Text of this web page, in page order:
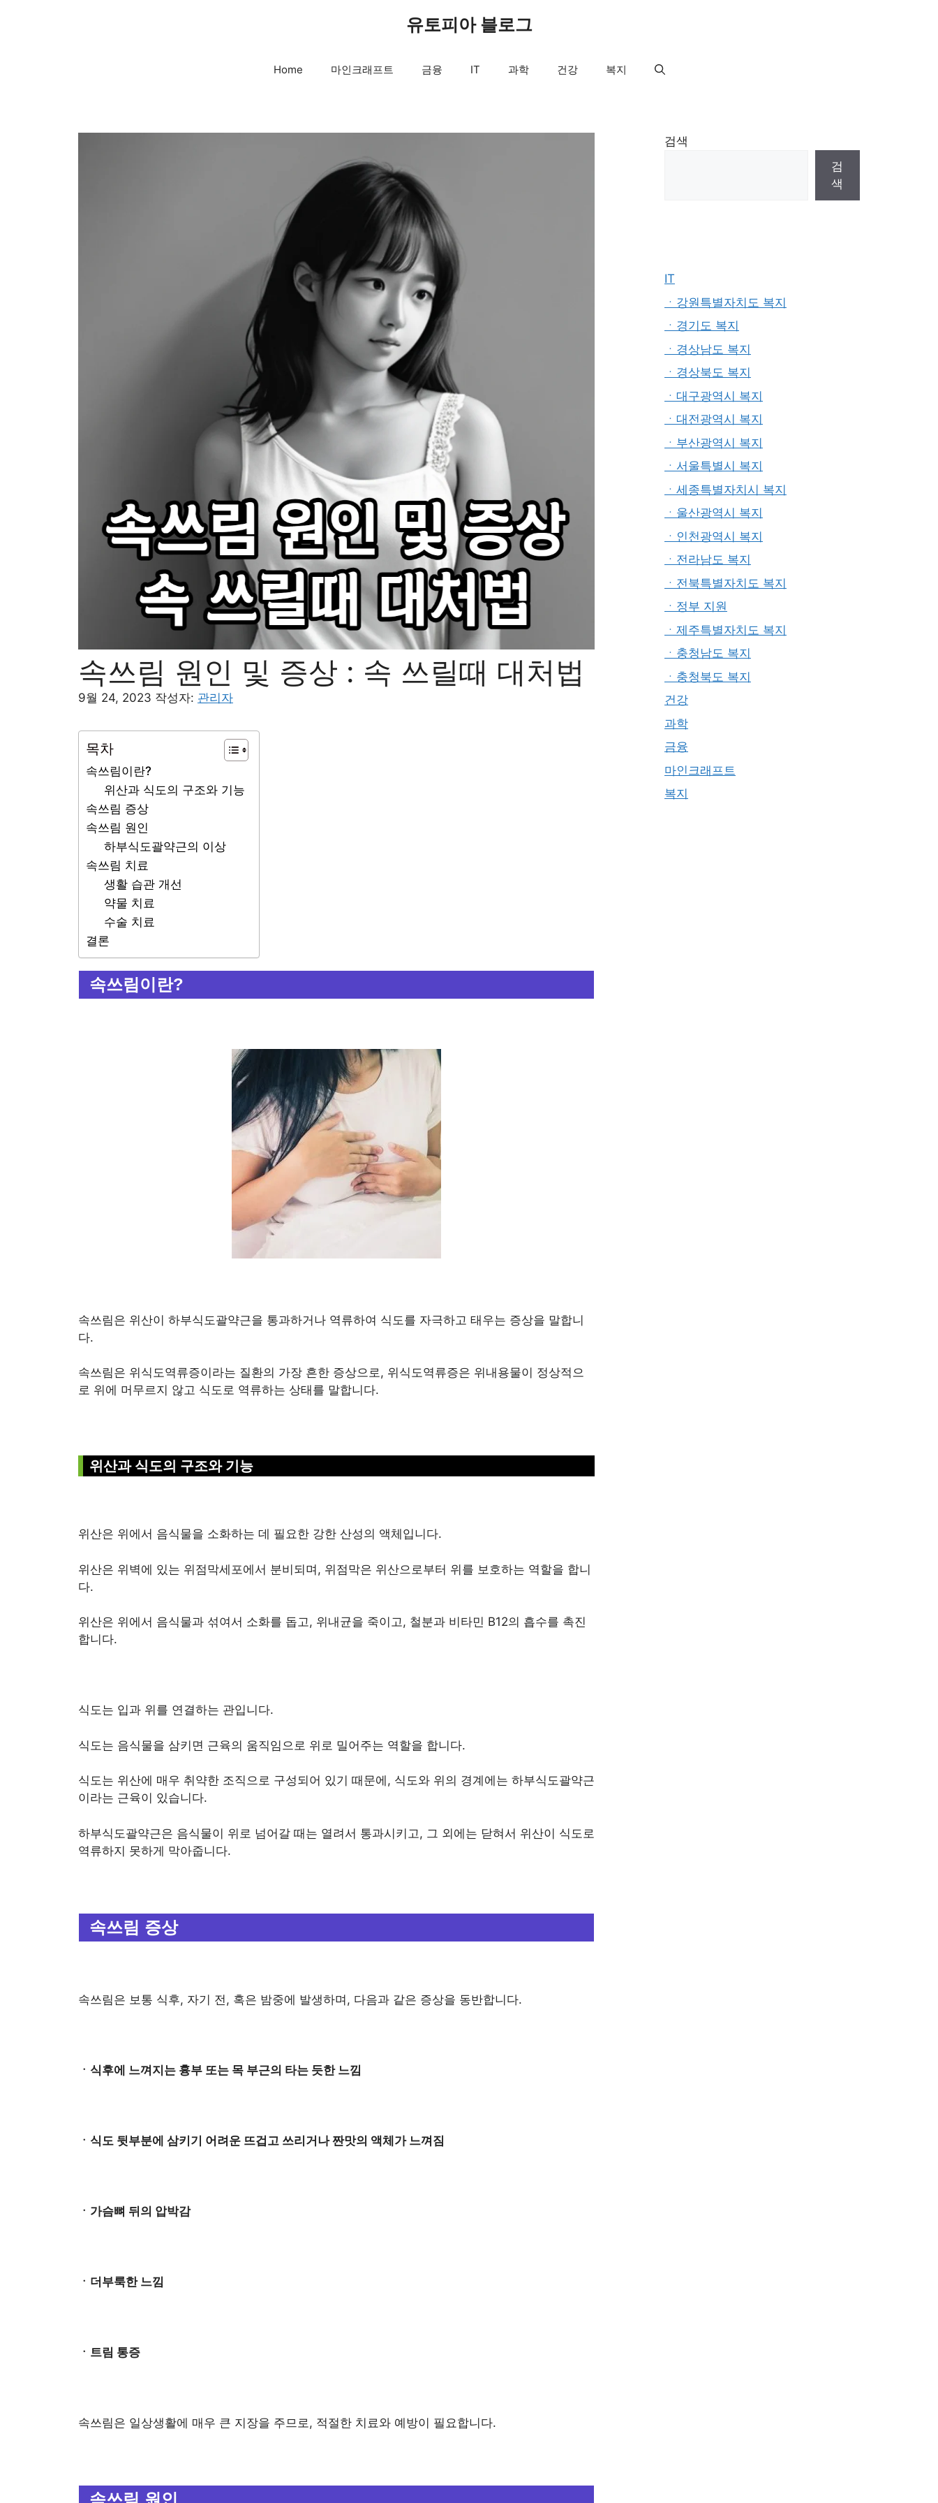
유토피아 블로그
Home 마인크래프트 금융 IT 과학 건강 복지
속쓰림 원인 및 증상 : 속 쓰릴때 대처법
9월 24, 2023 작성자: 관리자
목차
속쓰림이란?
위산과 식도의 구조와 기능
속쓰림 증상
속쓰림 원인
하부식도괄약근의 이상
속쓰림 치료
생활 습관 개선
약물 치료
수술 치료
결론
속쓰림이란?
속쓰림은 위산이 하부식도괄약근을 통과하거나 역류하여 식도를 자극하고 태우는 증상을 말합니
다.
속쓰림은 위식도역류증이라는 질환의 가장 흔한 증상으로, 위식도역류증은 위내용물이 정상적으
로 위에 머무르지 않고 식도로 역류하는 상태를 말합니다.
위산과 식도의 구조와 기능
위산은 위에서 음식물을 소화하는 데 필요한 강한 산성의 액체입니다.
위산은 위벽에 있는 위점막세포에서 분비되며, 위점막은 위산으로부터 위를 보호하는 역할을 합니
다.
위산은 위에서 음식물과 섞여서 소화를 돕고, 위내균을 죽이고, 철분과 비타민 B12의 흡수를 촉진
합니다.
식도는 입과 위를 연결하는 관입니다.
식도는 음식물을 삼키면 근육의 움직임으로 위로 밀어주는 역할을 합니다.
식도는 위산에 매우 취약한 조직으로 구성되어 있기 때문에, 식도와 위의 경계에는 하부식도괄약근
이라는 근육이 있습니다.
하부식도괄약근은 음식물이 위로 넘어갈 때는 열려서 통과시키고, 그 외에는 닫혀서 위산이 식도로
역류하지 못하게 막아줍니다.
속쓰림 증상
속쓰림은 보통 식후, 자기 전, 혹은 밤중에 발생하며, 다음과 같은 증상을 동반합니다.
ㆍ식후에 느껴지는 흉부 또는 목 부근의 타는 듯한 느낌
ㆍ식도 뒷부분에 삼키기 어려운 뜨겁고 쓰리거나 짠맛의 액체가 느껴짐
ㆍ가슴뼈 뒤의 압박감
ㆍ더부룩한 느낌
ㆍ트림 통증
속쓰림은 일상생활에 매우 큰 지장을 주므로, 적절한 치료와 예방이 필요합니다.
속쓰림 원인
검색
검
색
IT
ㆍ강원특별자치도 복지
ㆍ경기도 복지
ㆍ경상남도 복지
ㆍ경상북도 복지
ㆍ대구광역시 복지
ㆍ대전광역시 복지
ㆍ부산광역시 복지
ㆍ서울특별시 복지
ㆍ세종특별자치시 복지
ㆍ울산광역시 복지
ㆍ인천광역시 복지
ㆍ전라남도 복지
ㆍ전북특별자치도 복지
ㆍ정부 지원
ㆍ제주특별자치도 복지
ㆍ충청남도 복지
ㆍ충청북도 복지
건강
과학
금융
마인크래프트
복지